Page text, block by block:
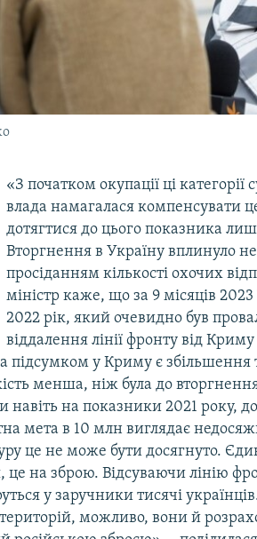
«З початком окупації ці
влада намагалася компенсувати
дотягтися до цього показника
Вторгнення в Україну вплинуло
просіданням кількості охочих
міністр каже, що за 9 місяців
2022 рік, який очевидно був
віддалення лінії фронту від
підсумком у Криму є збільшення
менша, ніж була до
навіть на показники 2021 року,
мета в 10 млн виглядає
це не може бути досягнуто.
це на зброю. Відсуваючи лінію
у заручники тисячі
можливо, вони й